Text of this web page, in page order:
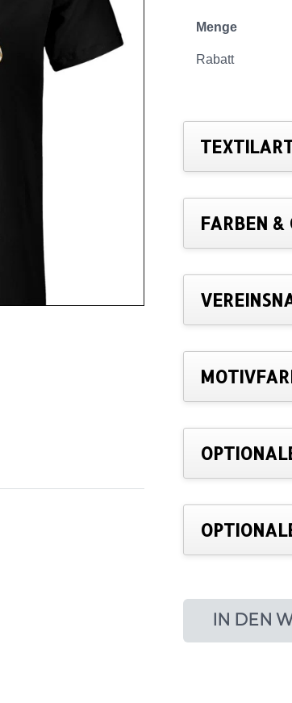
Menge
Rabatt
FARBEN &
IN DEN